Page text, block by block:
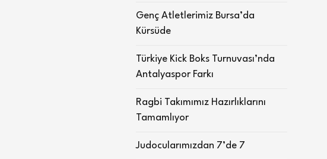
Genç Atletlerimiz Bursa’da
Kürsüde
Türkiye Kick Boks Turnuvası’nda
Antalyaspor Farkı
Ragbi Takımımız Hazırlıklarını
Tamamlıyor
Judocularımızdan 7’de 7